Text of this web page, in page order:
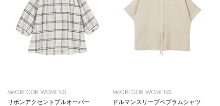
McGREGOR WOMENS
リボンアクセントプルオーバー
McGREGOR WOMENS
ドルマンスリーブペプラムシャツ